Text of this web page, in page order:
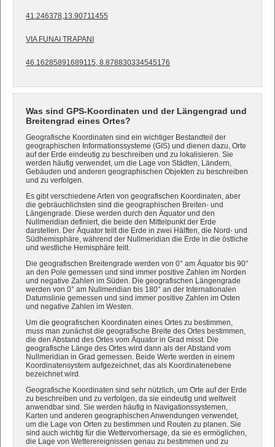
41.246378,13.90711455
VIA FUNAI TRAPANI
46.16285891689115, 8.878830334545176
Was sind GPS-Koordinaten und der Längengrad und
Breitengrad eines Ortes?
Geografische Koordinaten sind ein wichtiger Bestandteil der
geographischen Informationssysteme (GIS) und dienen dazu, Orte
auf der Erde eindeutig zu beschreiben und zu lokalisieren. Sie
werden häufig verwendet, um die Lage von Städten, Ländern,
Gebäuden und anderen geographischen Objekten zu beschreiben
und zu verfolgen.
Es gibt verschiedene Arten von geografischen Koordinaten, aber
die gebräuchlichsten sind die geographischen Breiten- und
Längengrade. Diese werden durch den Äquator und den
Nullmeridian definiert, die beide den Mittelpunkt der Erde
darstellen. Der Äquator teilt die Erde in zwei Hälften, die Nord- und
Südhemisphäre, während der Nullmeridian die Erde in die östliche
und westliche Hemisphäre teilt.
Die geografischen Breitengrade werden von 0° am Äquator bis 90°
an den Pole gemessen und sind immer positive Zahlen im Norden
und negative Zahlen im Süden. Die geografischen Längengrade
werden von 0° am Nullmeridian bis 180° an der Internationalen
Datumslinie gemessen und sind immer positive Zahlen im Osten
und negative Zahlen im Westen.
Um die geografischen Koordinaten eines Ortes zu bestimmen,
muss man zunächst die geografische Breite des Ortes bestimmen,
die den Abstand des Ortes vom Äquator in Grad misst. Die
geografische Länge des Ortes wird dann als der Abstand vom
Nullmeridian in Grad gemessen. Beide Werte werden in einem
Koordinatensystem aufgezeichnet, das als Koordinatenebene
bezeichnet wird.
Geografische Koordinaten sind sehr nützlich, um Orte auf der Erde
zu beschreiben und zu verfolgen, da sie eindeutig und weltweit
anwendbar sind. Sie werden häufig in Navigationssystemen,
Karten und anderen geographischen Anwendungen verwendet,
um die Lage von Orten zu bestimmen und Routen zu planen. Sie
sind auch wichtig für die Wettervorhersage, da sie es ermöglichen,
die Lage von Wetterereignissen genau zu bestimmen und zu